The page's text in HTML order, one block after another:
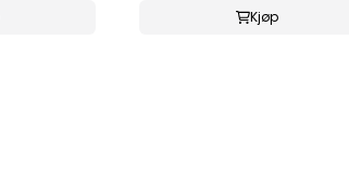
Kjøp